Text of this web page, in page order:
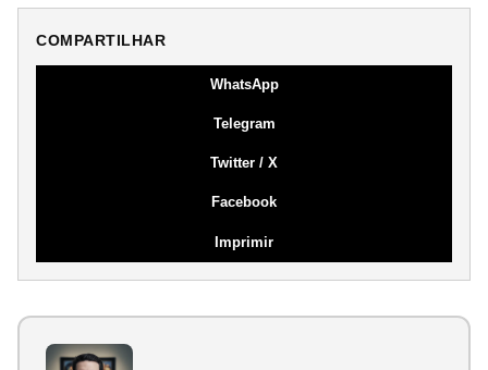
COMPARTILHAR
WhatsApp
Telegram
Twitter / X
Facebook
Imprimir